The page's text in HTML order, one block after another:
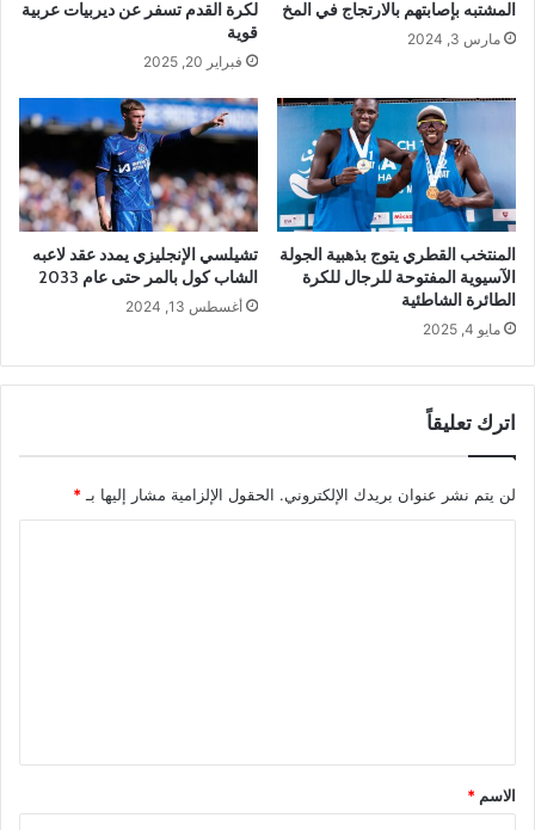
المشتبه بإصابتهم بالارتجاج في المخ
مارس 3, 2024
لكرة القدم تسفر عن ديربيات عربية
قوية
فبراير 20, 2025
المنتخب القطري يتوج بذهبية الجولة
الآسيوية المفتوحة للرجال للكرة
الطائرة الشاطئية
مايو 4, 2025
تشيلسي الإنجليزي يمدد عقد لاعبه
الشاب كول بالمر حتى عام 2033
أغسطس 13, 2024
اترك تعليقاً
لن يتم نشر عنوان بريدك الإلكتروني. الحقول الإلزامية مشار إليها بـ*
*
الاسم *